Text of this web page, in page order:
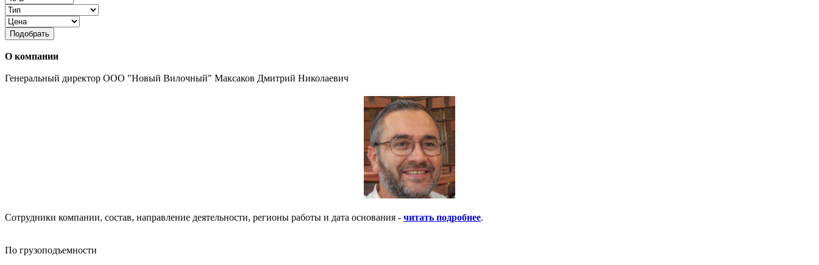
Подобрать
О компании
Генеральный директор ООО "Новый Вилочный" Максаков Дмитрий Николаевич
Сотрудники компании, состав, направление деятельности, регионы работы и дата основания - читать подробнее.
По грузоподъемности